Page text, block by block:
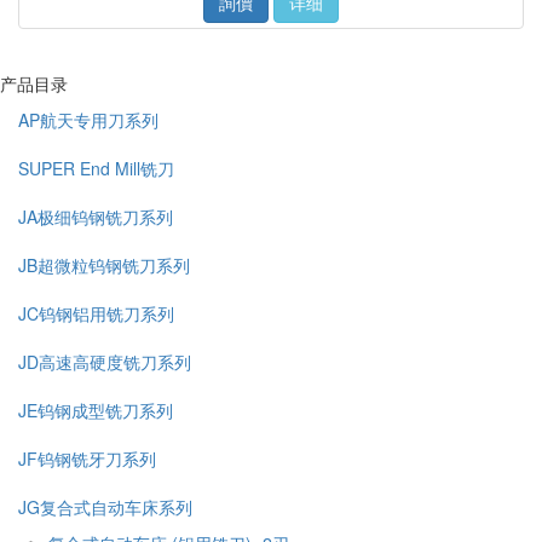
产品目录
AP航天专用刀系列
SUPER End Mill铣刀
JA极细钨钢铣刀系列
JB超微粒钨钢铣刀系列
JC钨钢铝用铣刀系列
JD高速高硬度铣刀系列
JE钨钢成型铣刀系列
JF钨钢铣牙刀系列
JG复合式自动车床系列